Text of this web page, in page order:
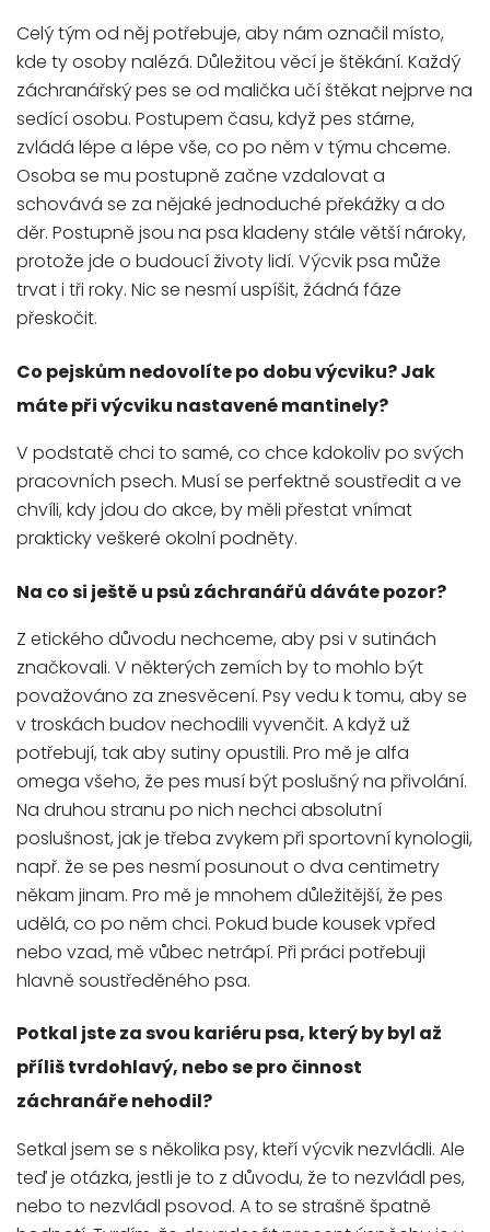
Celý tým od něj potřebuje, aby nám označil místo,
kde ty osoby nalézá. Důležitou věcí je štěkání. Každý
záchranářský pes se od malička učí štěkat nejprve na
sedící osobu. Postupem času, když pes stárne,
zvládá lépe a lépe vše, co po něm v týmu chceme.
Osoba se mu postupně začne vzdalovat a
schovává se za nějaké jednoduché překážky a do
děr. Postupně jsou na psa kladeny stále větší nároky,
protože jde o budoucí životy lidí. Výcvik psa může
trvat i tři roky. Nic se nesmí uspíšit, žádná fáze
přeskočit.
Co pejskům nedovolíte po dobu výcviku? Jak
máte při výcviku nastavené mantinely?
V podstatě chci to samé, co chce kdokoliv po svých
pracovních psech. Musí se perfektně soustředit a ve
chvíli, kdy jdou do akce, by měli přestat vnímat
prakticky veškeré okolní podněty.
Na co si ještě u psů záchranářů dáváte pozor?
Z etického důvodu nechceme, aby psi v sutinách
značkovali. V některých zemích by to mohlo být
považováno za znesvěcení. Psy vedu k tomu, aby se
v troskách budov nechodili vyvenčit. A když už
potřebují, tak aby sutiny opustili. Pro mě je alfa
omega všeho, že pes musí být poslušný na přivolání.
Na druhou stranu po nich nechci absolutní
poslušnost, jak je třeba zvykem při sportovní kynologii,
např. že se pes nesmí posunout o dva centimetry
někam jinam. Pro mě je mnohem důležitější, že pes
udělá, co po něm chci. Pokud bude kousek vpřed
nebo vzad, mě vůbec netrápí. Při práci potřebuji
hlavně soustředěného psa.
Potkal jste za svou kariéru psa, který by byl až
příliš tvrdohlavý, nebo se pro činnost
záchranáře nehodil?
Setkal jsem se s několika psy, kteří výcvik nezvládli. Ale
teď je otázka, jestli je to z důvodu, že to nezvládl pes,
nebo to nezvládl psovod. A to se strašně špatně